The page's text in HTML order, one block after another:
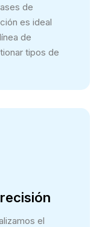
de
es ideal
de
tipos de
el